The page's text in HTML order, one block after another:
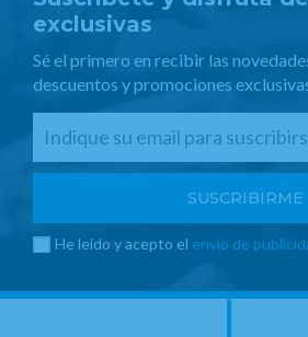
exclusivas
Sé el primero en recibir las
descuentos y promociones
He leído y acepto el envío de